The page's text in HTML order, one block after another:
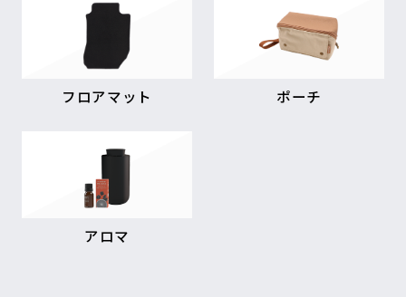
フロアマット ポーチ
アロマ